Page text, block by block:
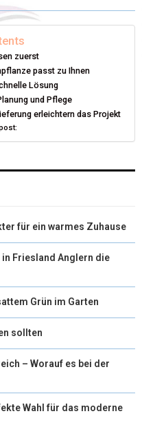
T
E
R
E
S
T
K
N
I
zuerst
passt zu Ihnen
Lösung
und Pflege
erleichtern das Projekt
für ein warmes Zuhause
Friesland Anglern die
Grün im Garten
sollten
– Worauf es bei der
Wahl für das moderne